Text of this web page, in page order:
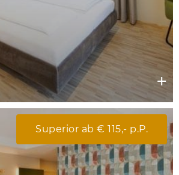
Superior ab € 115,- p.P.